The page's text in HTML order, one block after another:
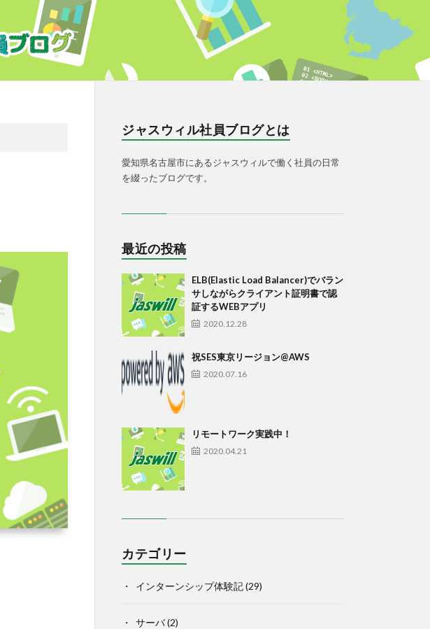
ジャスウィル社員ブログとは
愛知県名古屋市にあるジャスウィルで働く社員の日常
を綴ったブログです。
最近の投稿
ELB(Elastic Load Balancer)でバラン
サしながらクライアント証明書で認
証するWEBアプリ
2020.12.28
祝SES東京リージョン@AWS
2020.07.16
リモートワーク実践中！
2020.04.21
カテゴリー
インターンシップ体験記(29)
サーバ(2)